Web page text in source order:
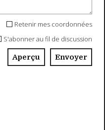
Retenir mes coordonnées
S'abonner au fil de discussion